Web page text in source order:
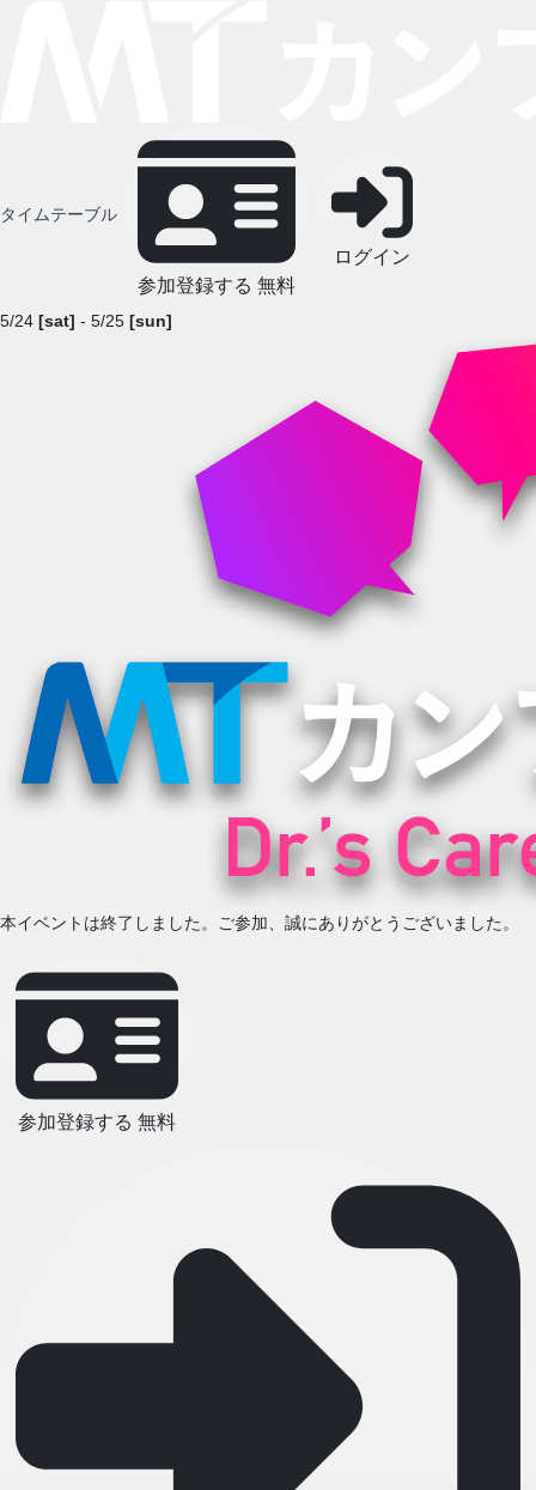
タイムテーブル
参加登録する 無料
ログイン
5/24 [sat] - 5/25 [sun]
本イベントは終了しました。ご参加、誠にありがとうございました。
参加登録する 無料